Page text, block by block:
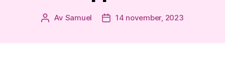
Inläggsförfattare
Av Samuel Inläggsdatum
14 november, 2023